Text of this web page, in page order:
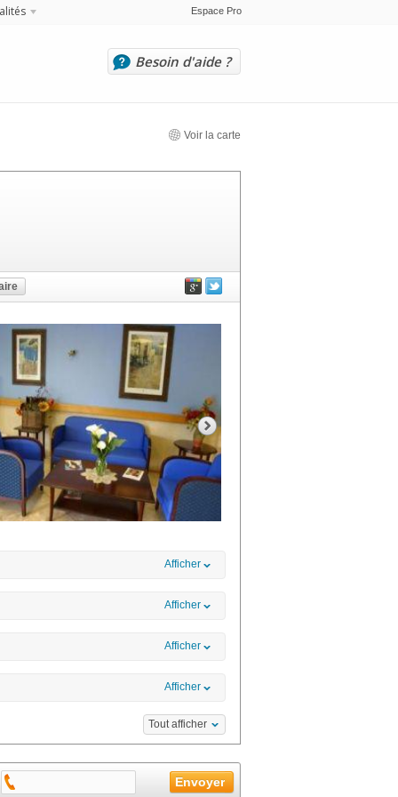
Espace Pro
Besoin d'aide ?
Voir la carte
Afficher
Afficher
Afficher
Afficher
Tout afficher